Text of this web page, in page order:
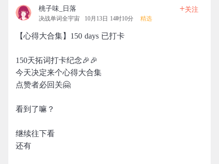
桃子味_日落
决战单词全宇宙 10月13日 14时10分 精选
+关注
【心得大合集】150 days 已打卡
150天拓词打卡纪念🎉🎉
今天决定来个心得大合集
点赞者必回关🤗
看到了嘛？
继续往下看
还有